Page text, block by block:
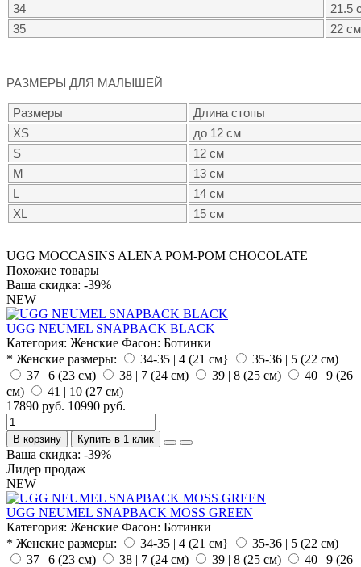
34
21.5
35
22 см
РАЗМЕРЫ ДЛЯ МАЛЫШЕЙ
Размеры
Длина стопы
XS
до 12 см
S
12 см
M
13 см
L
14 см
XL
15 см
UGG MOCCASINS ALENA POM-POM CHOCOLATE
Похожие товары
Ваша скидка: -39%
NEW
UGG NEUMEL SNAPBACK BLACK
Категория: Женские Фасон: Ботинки
* Женские размеры:
34-35 | 4 (21 см}
35-36 | 5 (22 см)
37 | 6 (23 см)
38 | 7 (24 см) 39 | 8 (25 см)
40 | 9 (26
см)
41 | 10 (27 см)
17890 руб. 10990 руб.
В корзину Купить в 1 клик
Ваша скидка: -39%
Лидер продаж
NEW
UGG NEUMEL SNAPBACK MOSS GREEN
Категория: Женские Фасон: Ботинки
* Женские размеры:
34-35 | 4 (21 см}
35-36 | 5 (22 см)
37 | 6 (23 см)
38 | 7 (24 см) 39 | 8 (25 см)
40 | 9 (26